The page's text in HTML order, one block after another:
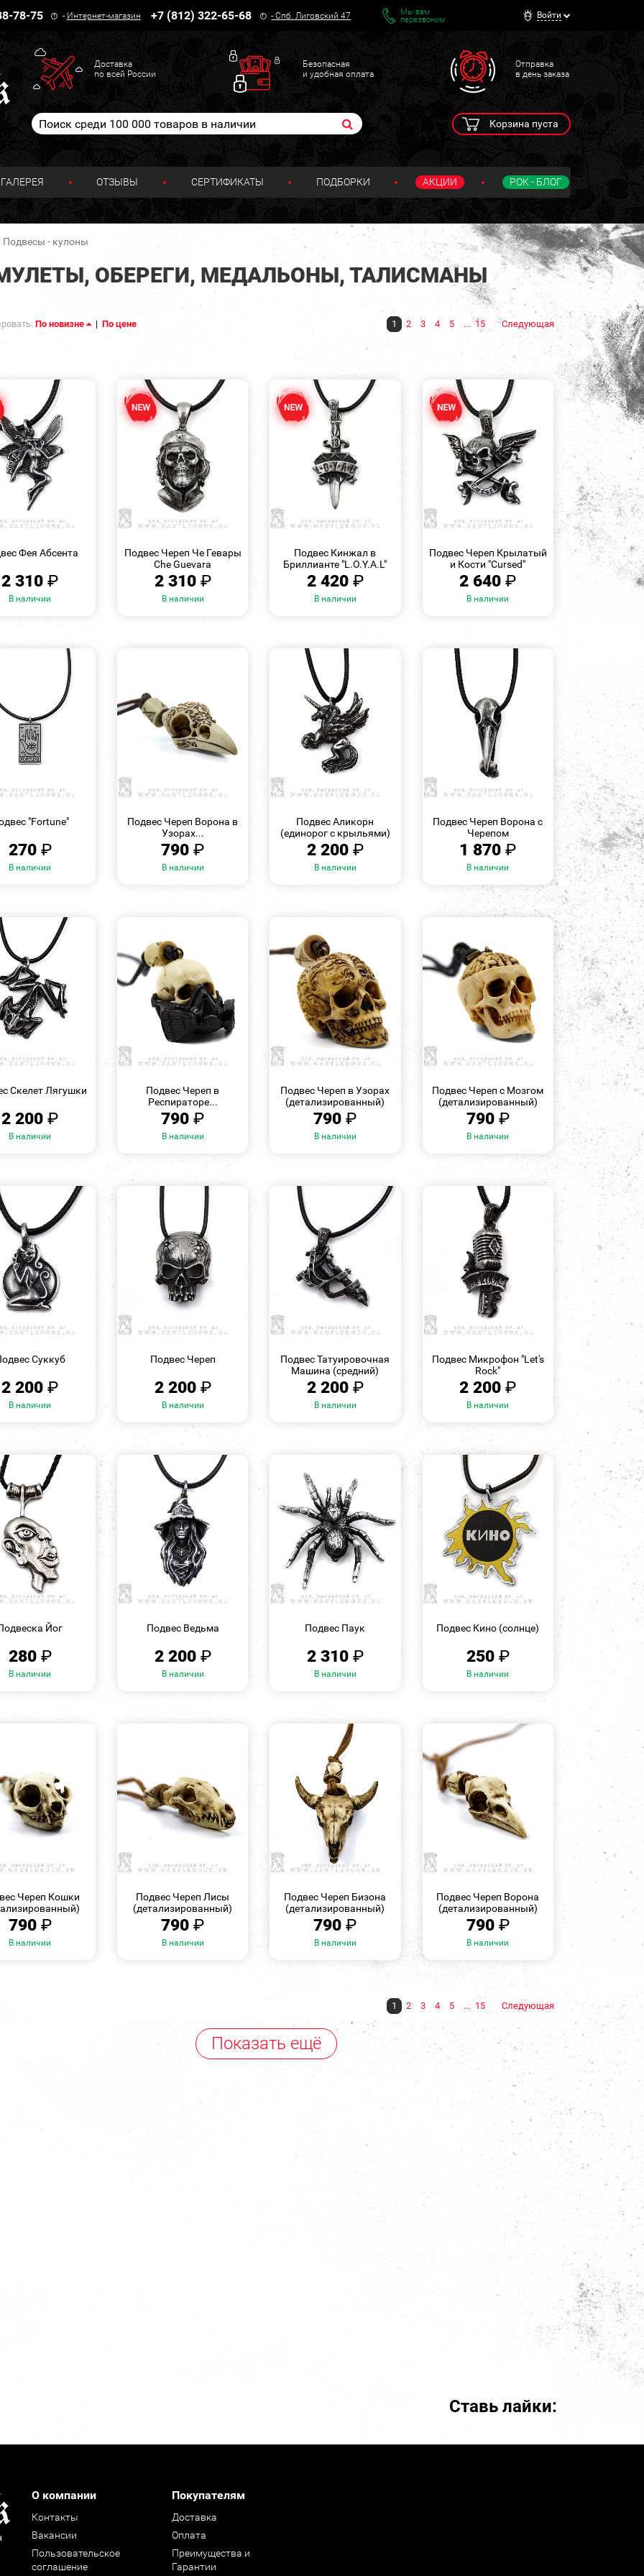
78-75 - Интернет-магазин +7 (812) 322-65-68 -Спб. Лиговский 47
Мы вам
перезвоним
Войти
Доставка
по всей России
Безопасная
и удобная оплата
Отправка
в день заказа
Корзина пуста
ГАЛЕРЕЯ ОТЗЫВЫ СЕРТИФИКАТЫ ПОДБОРКИ АКЦИИ РОК - БЛОГ
Подвесы - кулоны
ОБЕРЕГИ, МЕДАЛЬОНЫ, ТАЛИСМАНЫ
По новизне | По цене 1 2 3 4 5 ... 15 Следующая
Фея Абсента
2 310₽
В наличии
Подвес Череп Че Гевары
Che Guevara
2 310 ₽
В наличии
Подвес Кинжал в
Бриллианте "L.O.Y.A.L"
2 420 ₽
В наличии
Подвес Череп Крылатый
и Кости "Cursed"
2 640₽
В наличии
"Fortune"
270 ₽
В наличии
Подвес Череп Ворона в
Узорах...
790₽
В наличии
Подвес Аликорн
(единорог с крыльями)
2 200 ₽
В наличии
Подвес Череп Ворона с
Черепом
1 870₽
В наличии
Скелет Лягушки
2 200₽
В наличии
Подвес Череп в
Респираторе...
790₽
В наличии
Подвес Череп в Узорах
(детализированный)
790₽
В наличии
Подвес Череп с Мозгом
(детализированный)
790 ₽
В наличии
Суккуб
2 200₽
В наличии
Подвес Череп
2 200 ₽
В наличии
Подвес Татуировочная
Машина (средний)
2 200 ₽
В наличии
Подвес Микрофон "Let's
Rock"
2 200₽
В наличии
Йог
280 ₽
В наличии
Подвес Ведьма
2 200 ₽
В наличии
Подвес Паук
2 310 ₽
В наличии
Подвес Кино (солнце)
250 ₽
В наличии
Череп Кошки
790 ₽
В наличии
Подвес Череп Лисы
(детализированный)
790₽
В наличии
Подвес Череп Бизона
(детализированный)
790₽
В наличии
Подвес Череп Ворона
(детализированный)
790 ₽
В наличии
1 2 3 4 5 ... 15 Следующая
Показать ещё
Ставь лайки:
О компании
Контакты
Вакансии
Пользовательское
соглашение
Покупателям
Доставка
Оплата
Преимущества и
Гарантии